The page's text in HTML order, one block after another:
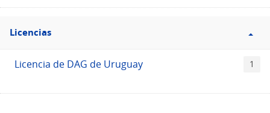
Filtro
Licencias
Licencias
Licencia de DAG de Uruguay 1